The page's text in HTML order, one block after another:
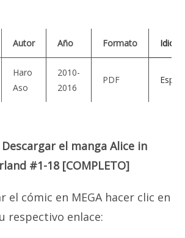
Autor Año Formato
Haro
Aso
2010-
2016
PDF
el manga Alice in
#1-18 [COMPLETO]
el cómic en MEGA hacer clic en
respectivo enlace: